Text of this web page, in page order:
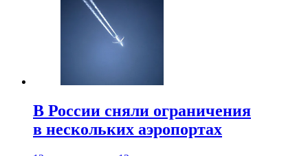
В России сняли ограничения
в нескольких аэропортах